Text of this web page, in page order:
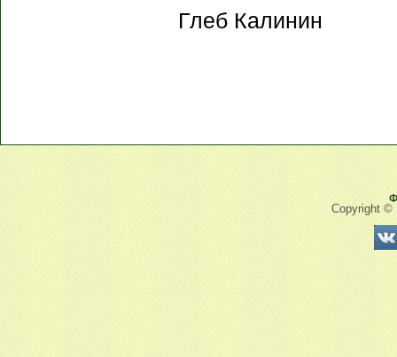
Глеб Калинин
Copyright ©